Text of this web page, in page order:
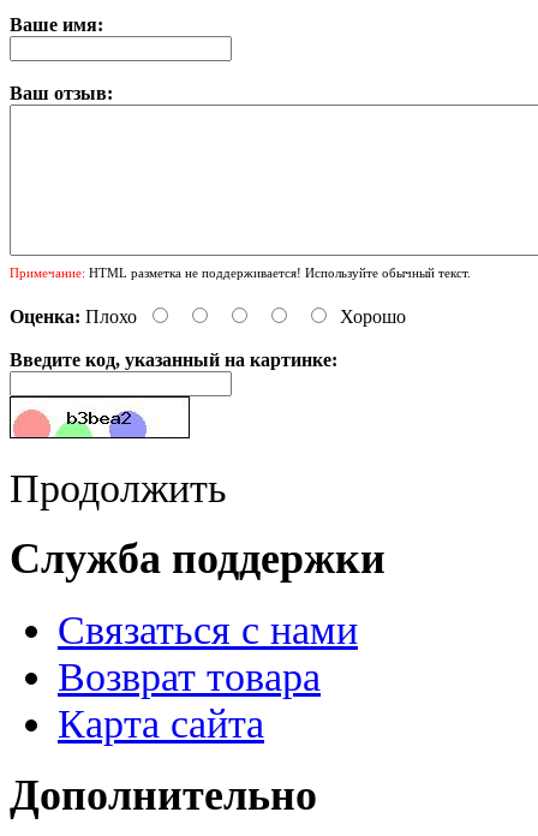
Ваше имя:
Ваш отзыв:
Примечание: HTML разметка не поддерживается! Используйте обычный текст.
Оценка: Плохо Хорошо
Введите код, указанный на картинке:
Продолжить
Служба поддержки
Связаться с нами
Возврат товара
Карта сайта
Дополнительно